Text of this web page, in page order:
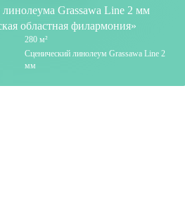
линолеума Grassawa Line 2 мм
областная филармония»
280 м²
Сценический линолеум Grassawa Line 2
мм